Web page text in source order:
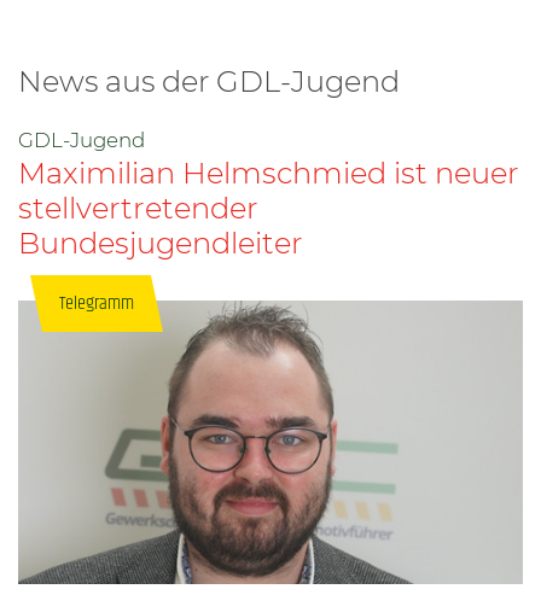
News aus der GDL-Jugend
Telegramm
GDL-Jugend
Maximilian Helmschmied ist neuer
stellvertretender
Bundesjugendleiter